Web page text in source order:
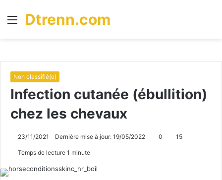
Menu
Dtrenn.com
Non classifié(e)
Infection cutanée (ébullition)
chez les chevaux
23/11/2021 Dernière mise à jour: 19/05/2022 0 15
Temps de lecture 1 minute